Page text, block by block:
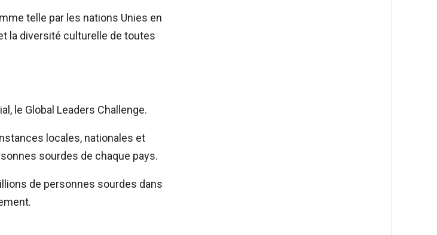
telle par les nations Unies en
la diversité culturelle de toutes
le Global Leaders Challenge.
locales, nationales et
sourdes de chaque pays.
de personnes sourdes dans